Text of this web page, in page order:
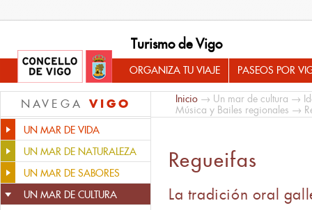
Turismo de Vigo
ORGANIZA TU VIAJE PASEOS POR
NAVEGA VIGO
UN MAR DE VIDA
UN MAR DE NATURALEZA
UN MAR DE SABORES
UN MAR DE CULTURA
Inicio → Un mar de cultura →
Música y Bailes regionales →
Regueifas
La tradición oral